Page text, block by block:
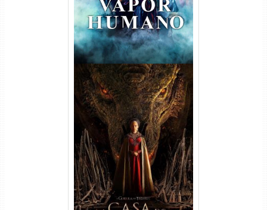
A Casa do Dragão 1ª
Temporada Torrent (2022)
WEB-DL 720p/1080p Dual
Áudio